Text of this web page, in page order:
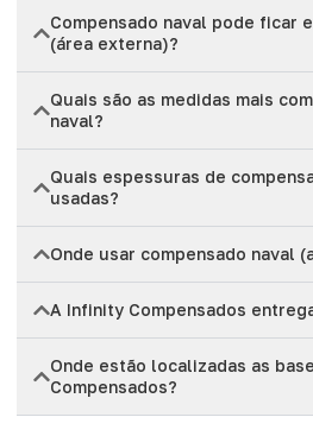
Compensado naval pode ficar
(área externa)?
Quais são as medidas mais
naval?
Quais espessuras de
usadas?
Onde usar compensado naval
A Infinity Compensados
Onde estão localizadas as
Compensados?